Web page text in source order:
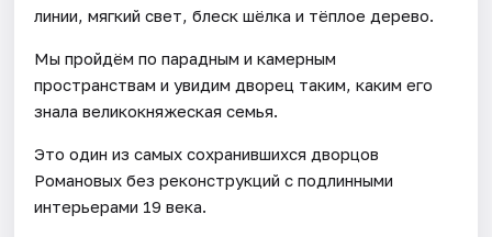
линии, мягкий свет, блеск шёлка и тёплое дерево.
Мы пройдём по парадным и камерным
пространствам и увидим дворец таким, каким его
знала великокняжеская семья.
Это один из самых сохранившихся дворцов
Романовых без реконструкций с подлинными
интерьерами 19 века.